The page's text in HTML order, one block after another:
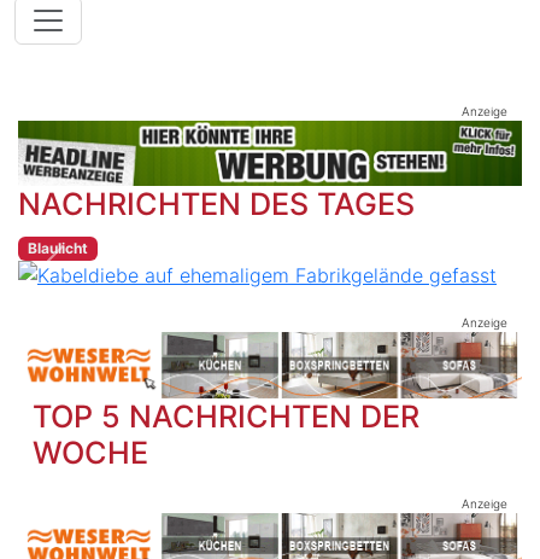
Anzeige
NACHRICHTEN DES TAGES
Blaulicht
Montag, 06. Juli 2026 05:36 Uhr
Kabeldiebe auf ehemaligem
Fabrikgelände gefasst
Previous Next
Anzeige
TOP 5 NACHRICHTEN DER
WOCHE
Anzeige